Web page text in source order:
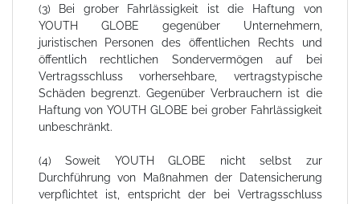
(3) Bei grober Fahrlässigkeit ist die Haftung von
YOUTH GLOBE gegenüber Unternehmern,
juristischen Personen des öffentlichen Rechts und
öffentlich rechtlichen Sondervermögen auf bei
Vertragsschluss vorhersehbare, vertragstypische
Schäden begrenzt. Gegenüber Verbrauchern ist die
Haftung von YOUTH GLOBE bei grober Fahrlässigkeit
unbeschränkt.
(4) Soweit YOUTH GLOBE nicht selbst zur
Durchführung von Maßnahmen der Datensicherung
verpflichtet ist, entspricht der bei Vertragsschluss